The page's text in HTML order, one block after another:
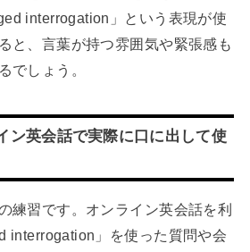
interrogation」という表現が使
と、言葉が持つ雰囲気や緊張感も
でしょう。
ン英会話で実際に口に出して使
練習です。オンライン英会話を利
interrogation」を使った質問や会